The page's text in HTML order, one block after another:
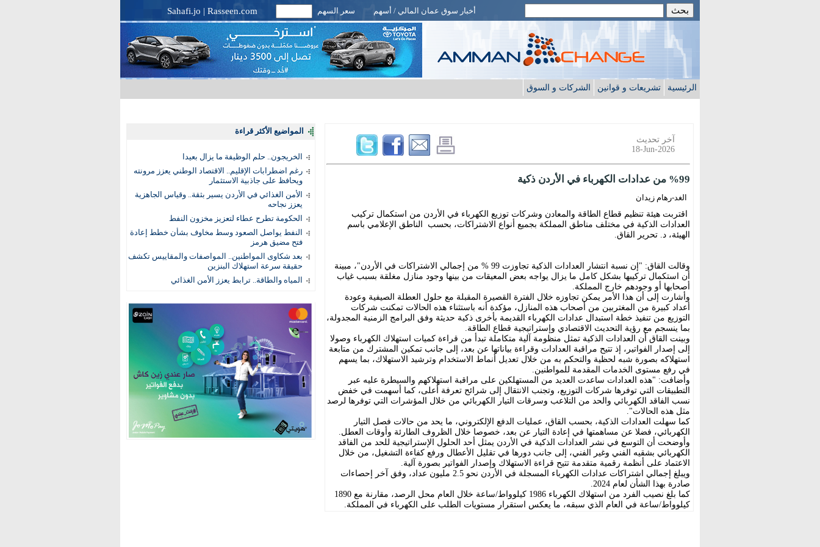
أخبار سوق عمان المالي / أسهم سعر السهم Sahafi.jo | Rasseen.com
الرئيسية تشريعات و قوانين الشركات و السوق
المواضيع الأكثر قراءة
الخريجون.. حلم الوظيفة ما يزال بعيدا
رغم اضطرابات الإقليم.. الاقتصاد الوطني يعزز مرونته
ويحافظ على جاذبية الاستثمار
الأمن الغذائي في الأردن يسير بثقة.. وقياس الجاهزية
يعزز نجاحه
الحكومة تطرح عطاء لتعزيز مخزون النفط
النفط يواصل الصعود وسط مخاوف بشأن خطط إعادة
فتح مضيق هرمز
بعد شكاوى المواطنين.. المواصفات والمقاييس تكشف
حقيقة سرعة استهلاك البنزين
المياه والطاقة.. ترابط يعزز الأمن الغذائي
آخر تحديث
18-Jun-2026
%99 من عدادات الكهرباء في الأردن ذكية
الغد-رهام زيدان
اقتربت هيئة تنظيم قطاع الطاقة والمعادن وشركات توزيع الكهرباء في الأردن من استكمال تركيب
العدادات الذكية في مختلف مناطق المملكة بجميع أنواع الاشتراكات، بحسب الناطق الإعلامي باسم
الهيئة، د. تحرير القاق.
وقالت القاق: "إن نسبة انتشار العدادات الذكية تجاوزت 99 % من إجمالي الاشتراكات في الأردن"، مبينة
أن استكمال تركيبها بشكل كامل ما يزال يواجه بعض المعيقات من بينها وجود منازل مغلقة بسبب غياب
أصحابها أو وجودهم خارج المملكة.
وأشارت إلى أن هذا الأمر يمكن تجاوزه خلال الفترة القصيرة المقبلة مع حلول العطلة الصيفية وعودة
أعداد كبيرة من المغتربين من أصحاب هذه المنازل، مؤكدة أنه باستثناء هذه الحالات تمكنت شركات
التوزيع من تنفيذ خطة استبدال عدادات الكهرباء القديمة بأخرى ذكية حديثة وفق البرامج الزمنية المجدولة،
بما ينسجم مع رؤية التحديث الاقتصادي وإستراتيجية قطاع الطاقة.
وبينت القاق أن العدادات الذكية تمثل منظومة آلية متكاملة تبدأ من قراءة كميات استهلاك الكهرباء وصولا
إلى إصدار الفواتير، إذ تتيح مراقبة العدادات وقراءة بياناتها عن بعد، إلى جانب تمكين المشترك من متابعة
استهلاكه بصورة شبه لحظية والتحكم به من خلال تعديل أنماط الاستخدام وترشيد الاستهلاك، بما يسهم
في رفع مستوى الخدمات المقدمة للمواطنين.
وأضافت: "هذه العدادات ساعدت العديد من المستهلكين على مراقبة استهلاكهم والسيطرة عليه عبر
التطبيقات التي توفرها شركات التوزيع، وتجنب الانتقال إلى شرائح تعرفة أعلى، كما أسهمت في خفض
نسب الفاقد الكهربائي والحد من التلاعب وسرقات التيار الكهربائي من خلال المؤشرات التي توفرها لرصد
مثل هذه الحالات".
كما سهلت العدادات الذكية، بحسب القاق، عمليات الدفع الإلكتروني، ما يحد من حالات فصل التيار
الكهربائي، فضلا عن مساهمتها في إعادة التيار عن بعد، خصوصا خلال الظروف الطارئة وأوقات العطل.
وأوضحت أن التوسع في نشر العدادات الذكية في الأردن يمثل أحد الحلول الإستراتيجية للحد من الفاقد
الكهربائي بشقيه الفني وغير الفني، إلى جانب دورها في تقليل الأعطال ورفع كفاءة التشغيل، من خلال
الاعتماد على أنظمة رقمية متقدمة تتيح قراءة الاستهلاك وإصدار الفواتير بصورة آلية.
ويبلغ إجمالي اشتراكات عدادات الكهرباء المسجلة في الأردن نحو 2.5 مليون عداد، وفق آخر إحصاءات
صادرة بهذا الشأن لعام 2024.
كما بلغ نصيب الفرد من استهلاك الكهرباء 1986 كيلوواط/ساعة خلال العام محل الرصد، مقارنة مع 1890
كيلوواط/ساعة في العام الذي سبقه، ما يعكس استقرار مستويات الطلب على الكهرباء في المملكة.